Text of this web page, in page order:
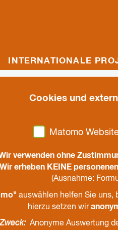
INTERNATIONALE
Cookies und
Matomo
verwenden ohne
Wir erheben KEINE
(Ausnahme:
auswählen helfen Sie uns,
hierzu setzen wir
Anonyme Auswertung